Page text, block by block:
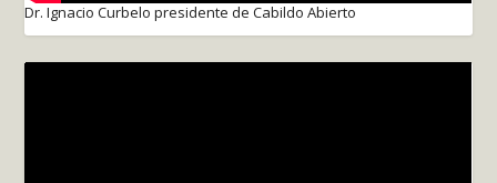
Dr. Ignacio Curbelo presidente de Cabildo Abierto